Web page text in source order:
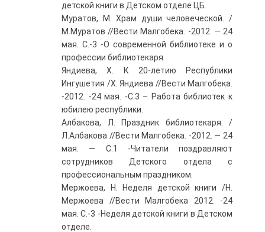
детской книги в Детском отделе ЦБ.
Муратов, М. Храм души человеческой. /
М.Муратов //Вести Малгобека. -2012. — 24
мая. С.-3 -О современной библиотеке и о
профессии библиотекаря.
Яндиева, Х. К 20-летию Республики
Ингушетия /Х. Яндиева //Вести Малгобека.
-2012. -24 мая. -С.3 – Работа библиотек к
юбилею республики.
Албакова, Л. Праздник библиотекаря. /
Л.Албакова //Вести Малгобека. -2012. — 24
мая. — С.1 -Читатели поздравляют
сотрудников Детского отдела с
профессиональным праздником.
Мержоева, Н. Неделя детской книги /Н.
Мержоева //Вести Малгобека 2012. -24
мая. С.-3 -Неделя детской книги в Детском
отделе.